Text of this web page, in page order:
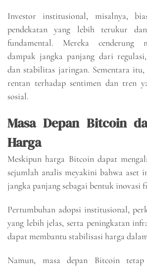
Investor institusional, misalnya,
pendekatan yang lebih terukur
fundamental. Mereka cenderung
dampak jangka panjang dari
dan stabilitas jaringan. Sementara
rentan terhadap sentimen dan tren
sosial.
Masa Depan Bitcoin
Harga
Meskipun harga Bitcoin dapat
sejumlah analis meyakini bahwa aset
jangka panjang sebagai bentuk inovasi
Pertumbuhan adopsi institusional,
yang lebih jelas, serta peningkatan
dapat membantu stabilisasi harga
Namun, masa depan Bitcoin